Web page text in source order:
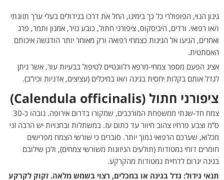
גינון הנוי, הפופולרי כל כך בימינו, החל את דרכו בגידולים בעלי ערך תזונתי
ו/או רפואי. ורדים, היביסקוס, ציפורני חתול, כובע נזיר, אמנון ותמר, פרג
ואחרים, הגיעו אל הגינות כצמחי רפואה ורק מאוחר יותר הודגשה איכותם
האסתטית.
אציג הפעם מספר צמחי-מרפא רלוונטיים לטיפול בבעיות עור, אשר ניתן
לגדל אותם בקלות יחסית בגינה ו/או במיכלים (עציצים, אדניות וכיו”ב).
ציפורני חתול (Calendula officinalis)
צמח חד-שנתי ממשפחת המורכבים, שמקורו בדרום אירופה. גובהו כ-30
ס”מ וצבע פרחיו צהוב חיוור עד כתום עז. במשתלות ובחנויות יש הרבה זני
מכלוא, שערכם הרפואי נמוך יותר. סוברים כי שורשי הצמח מפרישים
חומרים דוחי נמטודות (תולעים הניזונות משורשי צמחים), ולכן שילובם
בגינה יגרום לדחיית נמטודות מהקרקע.
תנאי גידול: גדל בגינה או במכלים, רצוי בשמש מלאה. זקוק לקרקע